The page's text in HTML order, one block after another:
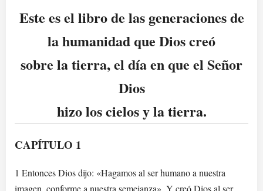
Este es el libro de las generaciones de
la humanidad que Dios creó
sobre la tierra, el día en que el Señor
Dios
hizo los cielos y la tierra.
CAPÍTULO 1
1 Entonces Dios dijo: «Hagamos al ser humano a nuestra
imagen, conforme a nuestra semejanza». Y creó Dios al ser